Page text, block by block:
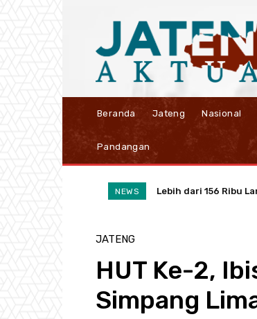
Beranda Jateng Nasional
Pandangan
NEWS Lebih dari 156 Ribu
Ubah Sampah Jadi
JATENG
HUT Ke-2,
Simpang